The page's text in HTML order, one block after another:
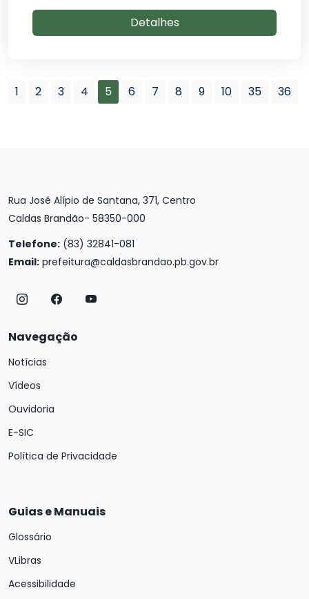
Detalhes
1 2 3 4 5 6 7 8 9 10 35 36
Rua José Alípio de Santana, 371, Centro
Caldas Brandão- 58350-000
Telefone: (83) 32841-081
Email: prefeitura@caldasbrandao.pb.gov.br
Navegação
Notícias
Vídeos
Ouvidoria
E-SIC
Política de Privacidade
Guias e Manuais
Glossário
VLibras
Acessibilidade